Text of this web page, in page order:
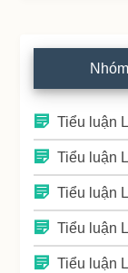
Tiểu luận
Tiểu luận
Tiểu luận
Tiểu luận
Tiểu luận